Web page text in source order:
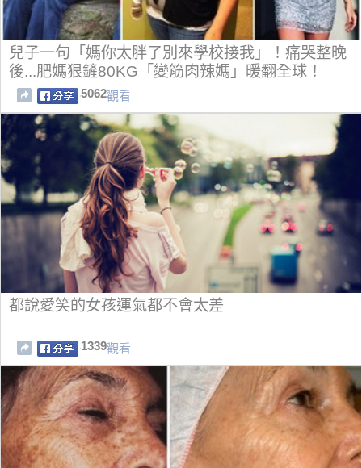
兒子一句「媽你太胖了別來學校接我」！痛哭整晚
後...肥媽狠鏟80KG「變筋肉辣媽」暖翻全球！
5062觀看
都說愛笑的女孩運氣都不會太差
1339觀看